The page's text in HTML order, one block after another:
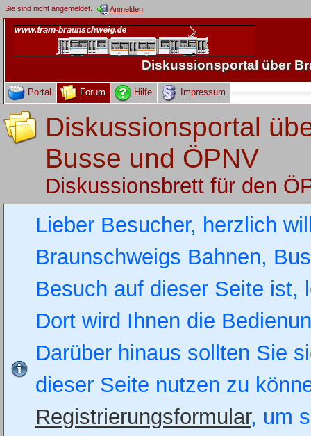
Sie sind nicht angemeldet. Anmelden
Diskussionsportal über
Portal Forum Hilfe Impressum
Diskussionsportal
Busse und ÖPNV
Diskussionsbrett für den
Lieber Besucher, herzlich
Braunschweigs Bahnen,
Besuch auf dieser Seite
Dort wird Ihnen die
Darüber hinaus sollten Sie
dieser Seite nutzen zu
Registrierungsformular, um